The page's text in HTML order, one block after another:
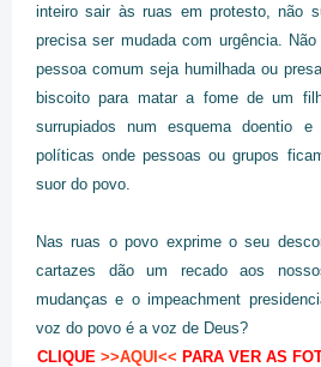
inteiro sair às ruas em protesto, não
precisa ser mudada com urgência.
pessoa comum seja humilhada ou
biscoito para matar a fome de um
surrupiados num esquema doentio
políticas onde pessoas ou grupos
suor do povo.
Nas ruas o povo exprime o seu
cartazes dão um recado aos
mudanças e o impeachment
voz do povo é a voz de Deus?
CLIQUE >>AQUI<< PARA VER AS